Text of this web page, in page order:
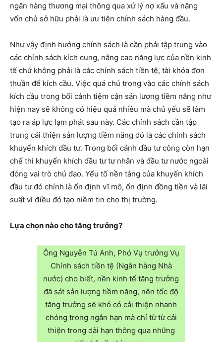
ngân hàng thương mại thông qua xử lý nợ xấu và nâng
vốn chủ sở hữu phải là ưu tiên chính sách hàng đầu.
Như vậy định hướng chính sách là cần phải tập trung vào
các chính sách kích cung, nâng cao năng lực của nền kinh
tế chứ không phải là các chính sách tiền tệ, tài khóa đơn
thuần để kích cầu. Việc quá chú trọng vào các chính sách
kích cầu trong bối cảnh tiệm cận sản lượng tiềm năng như
hiện nay sẽ không có hiệu quả nhiều mà chủ yếu sẽ làm
tạo ra áp lực lạm phát sau này. Các chính sách cần tập
trung cải thiện sản lượng tiềm năng đó là các chính sách
khuyến khích đầu tư. Trong bối cảnh đầu tư công còn hạn
chế thì khuyến khích đầu tư tư nhân và đầu tư nước ngoài
đóng vai trò chủ đạo. Yếu tố nền tảng của khuyến khích
đầu tư đó chính là ổn định vĩ mô, ổn định đồng tiền và lãi
suất vì điều đó tạo niềm tin cho thị trường.
Lựa chọn nào cho tăng trưởng?
Ông Nguyễn Tú Anh, Phó Vụ trưởng Vụ
Chính sách tiền tệ (Ngân hàng Nhà
nước) cho biết, nền kinh tế tăng trưởng
đã sát sản lượng tiềm năng, nên tốc độ
tăng trưởng sẽ khó có cải thiện nhanh
chóng trong ngắn hạn mà chỉ từ từ cải
thiện trong dài hạn thông qua những